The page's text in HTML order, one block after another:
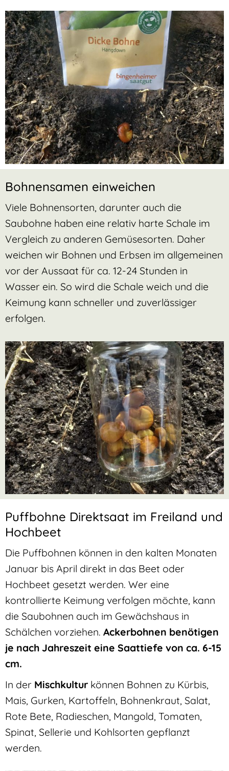
Bohnensamen einweichen
Viele Bohnensorten, darunter auch die
Saubohne haben eine relativ harte Schale im
Vergleich zu anderen Gemüsesorten. Daher
weichen wir Bohnen und Erbsen im allgemeinen
vor der Aussaat für ca. 12-24 Stunden in
Wasser ein. So wird die Schale weich und die
Keimung kann schneller und zuverlässiger
erfolgen.
Puffbohne Direktsaat im Freiland und
Hochbeet
Die Puffbohnen können in den kalten Monaten
Januar bis April direkt in das Beet oder
Hochbeet gesetzt werden. Wer eine
kontrollierte Keimung verfolgen möchte, kann
die Saubohnen auch im Gewächshaus in
Schälchen vorziehen. Ackerbohnen benötigen
je nach Jahreszeit eine Saattiefe von ca. 6-15
cm.
In der Mischkultur können Bohnen zu Kürbis,
Mais, Gurken, Kartoffeln, Bohnenkraut, Salat,
Rote Bete, Radieschen, Mangold, Tomaten,
Spinat, Sellerie und Kohlsorten gepflanzt
werden.